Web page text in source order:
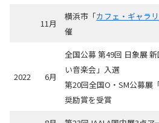
11月
横浜市「カフェ・ギャラ
催
2022 6月
全国公募 第49回 日象展
い音楽会」入選
第20回全国O・SM公募展
奨励賞を受賞